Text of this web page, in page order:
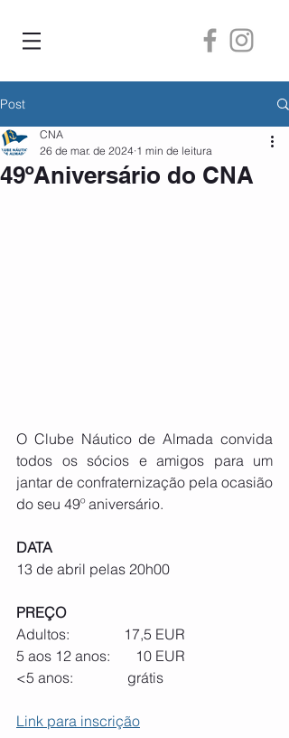
Post
49ºAniversário do CNA
CNA
26 de mar. de 2024 1 min de leitura
O Clube Náutico de Almada convida
todos os sócios e amigos para um
jantar de confraternização pela ocasião
do seu 49º aniversário.
DATA
13 de abril pelas 20h00
PREÇO
Adultos:               17,5 EUR
5 aos 12 anos:       10 EUR
<5 anos:               grátis
Link para inscrição